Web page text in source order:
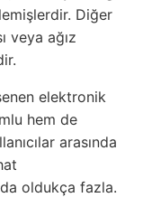
Diğer
veya ağız
elektronik
hem de
arasında
oldukça fazla.